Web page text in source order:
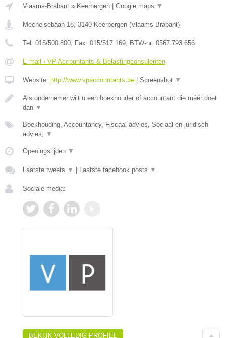
Vlaams-Brabant » Keerbergen Google maps ▼
Mechelsebaan 18, 3140 Keerbergen (Vlaams-Brabant)
Tel: 015/500.800, Fax: 015/517.169, BTW-nr: 0567.793.656
E-mail › VP Accountants & Belastingconsulenten
Website: http://www.vpaccountants.be Screenshot ▼
Als ondernemer wilt u een boekhouder of accountant die méér doet
dan ▼
Boekhouding, Accountancy, Fiscaal advies, Sociaal en juridisch
advies, ▼
Openingstijden ▼
Laatste tweets ▼ Laatste facebook posts ▼
Sociale media:
BEKIJK VOLLEDIG PROFIEL